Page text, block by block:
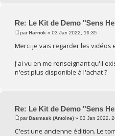
Re: Le Kit de Demo "Sens
parHarnok » 03 Jan 2022, 19:35
Merci je vais regarder les
J'ai vu en me renseignant qu'il
n'est plus disponible à l'achat ?
Re: Le Kit de Demo "Sens
parDasmask (Antoine) » 03 Jan 2022,
C'est une ancienne édition. Le